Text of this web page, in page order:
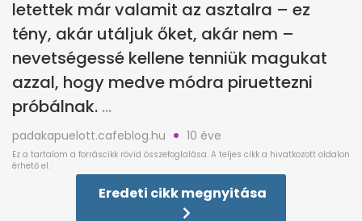
letettek már valamit az asztalra – ez
tény, akár utáljuk őket, akár nem –
nevetségessé kellene tenniük magukat
azzal, hogy medve módra piruettezni
próbálnak.
padakapuelott.cafeblog.hu 10 éve
Eredeti cikk megnyitása